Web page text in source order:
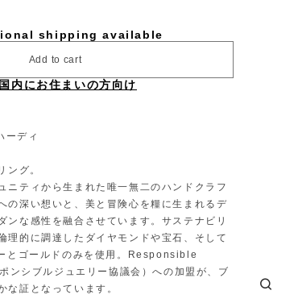
shipping available
Add to cart
内にお住まいの方向け
ーディ
ング。
ニティから生まれた唯一無二のハンドクラフ
の深い想いと、美と冒険心を糧に生まれるデ
ンな感性を融合させています。サステナビリ
理的に調達したダイヤモンドや宝石、そして
とゴールドのみを使用。Responsible
シブルジュエリー協議会）への加盟が、ブ
な証となっています。